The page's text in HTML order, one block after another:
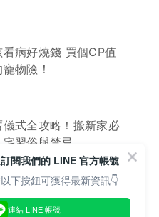
看病好燒錢 買個CP值
物險！
儀式全攻略！搬新家必
宅習俗與禁忌
「膨拱」怎麼辦？免敲
壞，創新工法讓磁磚服
閱我們的 LINE 官方帳號
下按鈕可獲得最新資訊👇
連結 LINE 帳號